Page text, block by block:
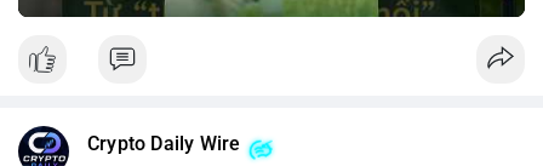
Crypto Daily Wire